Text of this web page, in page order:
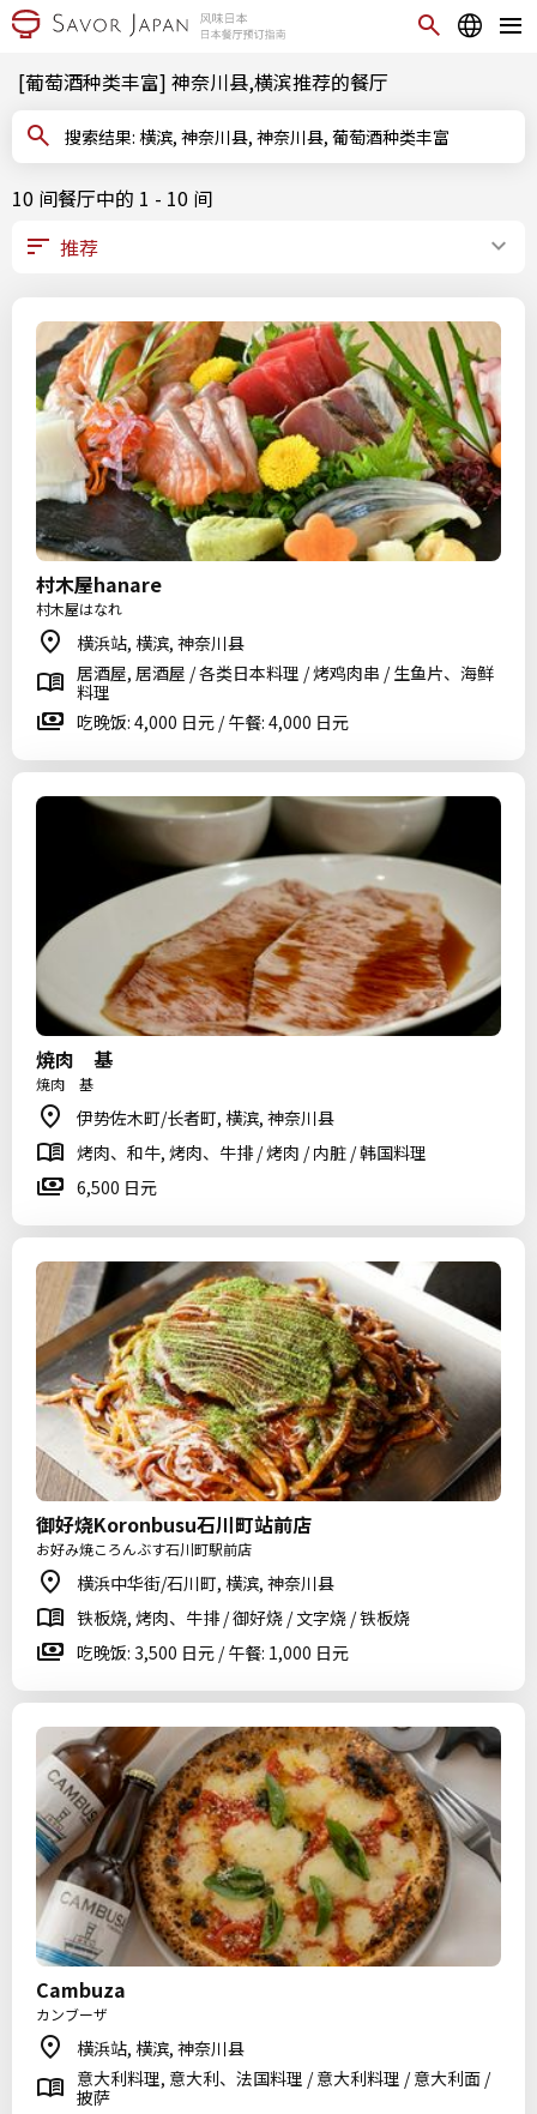
[葡萄酒种类丰富] 神奈川县,横滨推荐的餐厅
搜索结果: 横滨, 神奈川县, 神奈川县, 葡萄酒种类丰富
10 间餐厅中的 1 - 10 间
村木屋hanare
村木屋はなれ
横浜站, 横滨, 神奈川县
居酒屋, 居酒屋 / 各类日本料理 / 烤鸡肉串 / 生鱼片、海鲜
料理
吃晚饭: 4,000 日元 / 午餐: 4,000 日元
焼肉 基
焼肉 基
伊势佐木町/长者町, 横滨, 神奈川县
烤肉、和牛, 烤肉、牛排 / 烤肉 / 内脏 / 韩国料理
6,500 日元
御好烧Koronbusu石川町站前店
お好み焼ころんぶす石川町駅前店
横浜中华街/石川町, 横滨, 神奈川县
铁板烧, 烤肉、牛排 / 御好烧 / 文字烧 / 铁板烧
吃晚饭: 3,500 日元 / 午餐: 1,000 日元
Cambuza
カンブーザ
横浜站, 横滨, 神奈川县
意大利料理, 意大利、法国料理 / 意大利料理 / 意大利面 /
披萨